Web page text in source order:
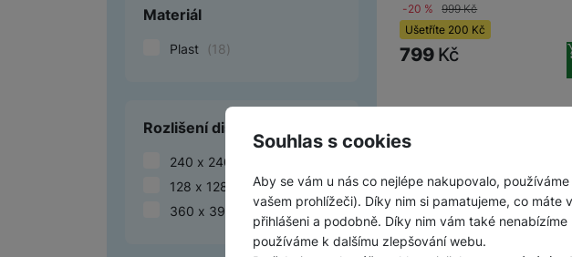
Souhlas s cookies
Aby se vám u nás co nejlépe nakupovalo,
vašem prohlížeči). Díky nim si pamatujeme, co
přihlášeni a podobně. Díky nim vám také
používáme k dalšímu zlepšování webu.
Materiál
Plast (18)
Rozlišení displeje
240 x 240
128 x 128
)
360 x 390
)
-20 % 999Kč
Ušetříte200 Kč
799 Kč